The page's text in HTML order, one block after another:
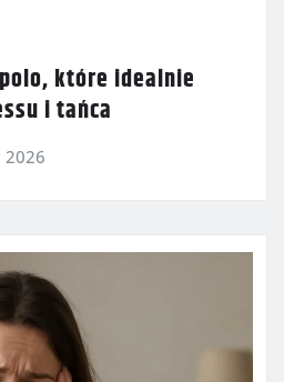
które idealnie
i tańca
2026